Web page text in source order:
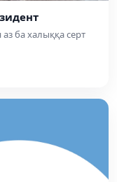
аз ба халыққа серт